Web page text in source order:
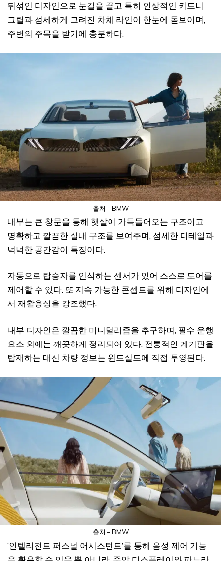
뒤섞인 디자인으로 눈길을 끌고 특히 인상적인 키드니
그릴과 섬세하게 그려진 차체 라인이 한눈에 돋보이며,
주변의 주목을 받기에 충분하다.
출처 – BMW
내부는 큰 창문을 통해 햇살이 가득들어오는 구조이고
명확하고 깔끔한 실내 구조를 보여주며, 섬세한 디테일과
넉넉한 공간감이 특징이다.
자동으로 탑승자를 인식하는 센서가 있어 스스로 도어를
제어할 수 있다. 또 지속 가능한 콘셉트를 위해 디자인에
서 재활용성을 강조했다.
내부 디자인은 깔끔한 미니멀리즘을 추구하며, 필수 운행
요소 외에는 깨끗하게 정리되어 있다. 전통적인 계기판을
탑재하는 대신 차량 정보는 윈드실드에 직접 투영된다.
출처 – BMW
‘인텔리전트 퍼스널 어시스턴트’를 통해 음성 제어 기능